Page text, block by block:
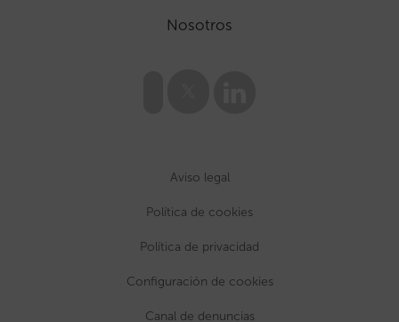
Nosotros
Aviso legal
Política de cookies
Política de privacidad
Configuración de cookies
Canal de denuncias